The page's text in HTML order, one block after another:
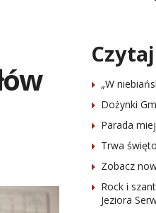
„W
Dożynki
Parada
Trwa
Zobacz
Rock i
Jeziora